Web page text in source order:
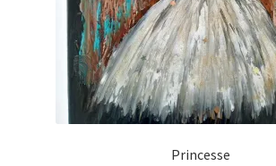
WPMS HTML Sitemap
Princesse